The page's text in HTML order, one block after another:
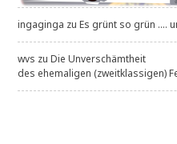
ingaginga zuEs grünt so grün ....
wvs zuDie Unverschämtheit
des ehemaligen (zweitklassigen)